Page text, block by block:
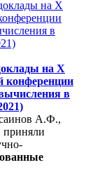
на X
конференции
в
А.Ф.,